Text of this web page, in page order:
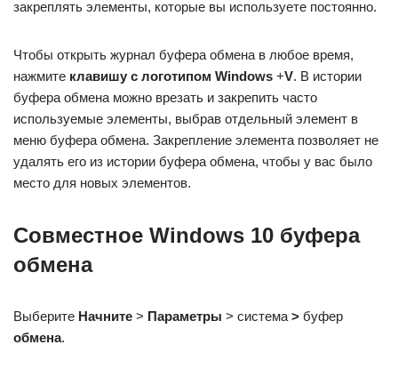
закреплять элементы, которые вы используете постоянно.
Чтобы открыть журнал буфера обмена в любое время,
нажмите клавишу с логотипом Windows +V. В истории
буфера обмена можно врезать и закрепить часто
используемые элементы, выбрав отдельный элемент в
меню буфера обмена. Закрепление элемента позволяет не
удалять его из истории буфера обмена, чтобы у вас было
место для новых элементов.
Совместное Windows 10 буфера
обмена
Выберите Начните > Параметры > система > буфер
обмена.